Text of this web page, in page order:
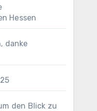
Hessen
danke
den Blick zu